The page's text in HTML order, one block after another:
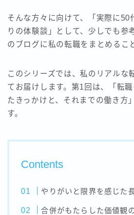
そんな方々に向けて、「実際に50
りの体験談」として、少しでも参
のブログに私の転職をまとめるこ
このシリーズでは、私のリアルな
てお届けします。第1回は、「転
たきっかけと、それまでの働き方
す。
Contents
やりがいと限界を感じた
合併がもたらした価値観